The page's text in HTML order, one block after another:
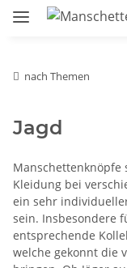
nach Themen
Jagd
Manschettenknöpfe
Kleidung bei
ein sehr
sein. Insbesondere
entsprechende
welche gekonnt die